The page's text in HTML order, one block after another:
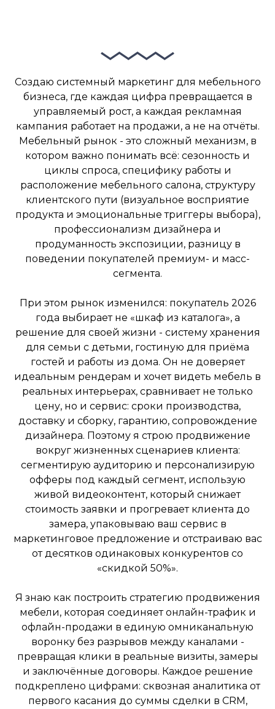
Создаю системный маркетинг для мебельного
бизнеса, где каждая цифра превращается в
управляемый рост, а каждая рекламная
кампания работает на продажи, а не на отчёты.
Мебельный рынок - это сложный механизм, в
котором важно понимать всё: сезонность и
циклы спроса, специфику работы и
расположение мебельного салона, структуру
клиентского пути (визуальное восприятие
продукта и эмоциональные триггеры выбора),
профессионализм дизайнера и
продуманность экспозиции, разницу в
поведении покупателей премиум- и масс-
сегмента.
При этом рынок изменился: покупатель 2026
года выбирает не «шкаф из каталога», а
решение для своей жизни - систему хранения
для семьи с детьми, гостиную для приёма
гостей и работы из дома. Он не доверяет
идеальным рендерам и хочет видеть мебель в
реальных интерьерах, сравнивает не только
цену, но и сервис: сроки производства,
доставку и сборку, гарантию, сопровождение
дизайнера. Поэтому я строю продвижение
вокруг жизненных сценариев клиента:
сегментирую аудиторию и персонализирую
офферы под каждый сегмент, использую
живой видеоконтент, который снижает
стоимость заявки и прогревает клиента до
замера, упаковываю ваш сервис в
маркетинговое предложение и отстраиваю вас
от десятков одинаковых конкурентов со
«скидкой 50%».
Я знаю как построить стратегию продвижения
мебели, которая соединяет онлайн-трафик и
офлайн-продажи в единую омниканальную
воронку без разрывов между каналами -
превращая клики в реальные визиты, замеры
и заключённые договоры. Каждое решение
подкреплено цифрами: сквозная аналитика от
первого касания до суммы сделки в CRM,